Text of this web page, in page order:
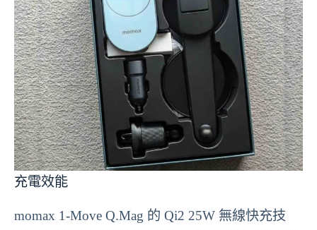
充電效能
momax 1-Move Q.Mag 的 Qi2 25W 無線快充技